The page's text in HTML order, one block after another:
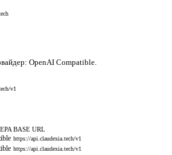
OpenAI Compatible.
v1
BASE URL
https://api.claudexia.tech/v1
https://api.claudexia.tech/v1